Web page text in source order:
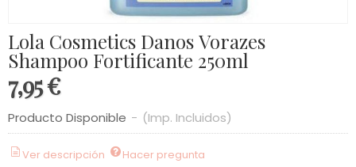
Lola Cosmetics Danos Vorazes
Shampoo Fortificante 250ml
7,95 €
Producto Disponible - (Imp. Incluidos)
Ver descripción Hacer pregunta